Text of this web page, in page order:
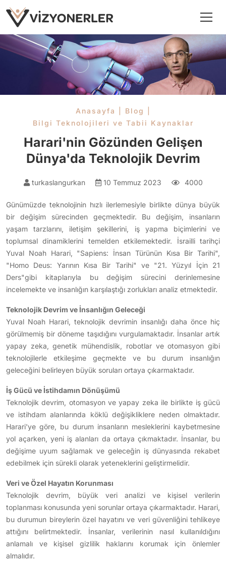
Anasayfa Blog
Bilgi Teknolojileri ve Tabii Kaynaklar
Harari'nin Gözünden Gelişen
Dünya'da Teknolojik Devrim
turkaslangurkan 10 Temmuz 2023 4000
Günümüzde teknolojinin hızlı ilerlemesiyle birlikte dünya büyük
bir değişim sürecinden geçmektedir. Bu değişim, insanların
yaşam tarzlarını, iletişim şekillerini, iş yapma biçimlerini ve
toplumsal dinamiklerini temelden etkilemektedir. İsrailli tarihçi
Yuval Noah Harari, "Sapiens: İnsan Türünün Kısa Bir Tarihi",
"Homo Deus: Yarının Kısa Bir Tarihi" ve "21. Yüzyıl İçin 21
Ders"gibi kitaplarıyla bu değişim sürecini derinlemesine
incelemekte ve insanlığın karşılaştığı zorlukları analiz etmektedir.
Teknolojik Devrim ve İnsanlığın Geleceği
Yuval Noah Harari, teknolojik devrimin insanlığı daha önce hiç
görülmemiş bir döneme taşıdığını vurgulamaktadır. İnsanlar artık
yapay zeka, genetik mühendislik, robotlar ve otomasyon gibi
teknolojilerle etkileşime geçmekte ve bu durum insanlığın
geleceğini belirleyen büyük soruları ortaya çıkarmaktadır.
İş Gücü ve İstihdamın Dönüşümü
Teknolojik devrim, otomasyon ve yapay zeka ile birlikte iş gücü
ve istihdam alanlarında köklü değişikliklere neden olmaktadır.
Harari'ye göre, bu durum insanların mesleklerini kaybetmesine
yol açarken, yeni iş alanları da ortaya çıkmaktadır. İnsanlar, bu
değişime uyum sağlamak ve geleceğin iş dünyasında rekabet
edebilmek için sürekli olarak yeteneklerini geliştirmelidir.
Veri ve Özel Hayatın Korunması
Teknolojik devrim, büyük veri analizi ve kişisel verilerin
toplanması konusunda yeni sorunlar ortaya çıkarmaktadır. Harari,
bu durumun bireylerin özel hayatını ve veri güvenliğini tehlikeye
attığını belirtmektedir. İnsanlar, verilerinin nasıl kullanıldığını
anlamalı ve kişisel gizlilik haklarını korumak için önlemler
almalıdır.